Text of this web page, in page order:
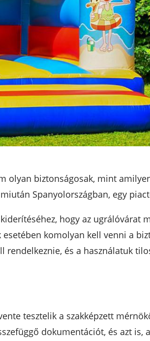
olyan biztonságosak, mint
Spanyolországban, egy
hogy az ugrálóvárat
komolyan kell venni a
és a használatuk
tesztelik a szakképzett
dokumentációt, és azt